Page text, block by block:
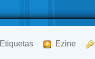
Etiquetas Ezine